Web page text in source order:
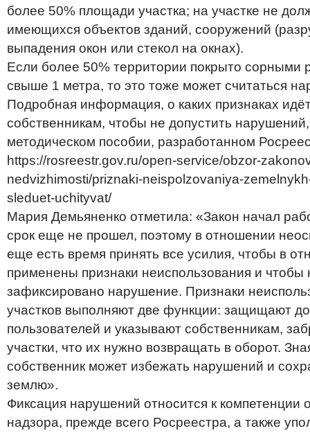
более 50% площади участка; на участке не
имеющихся объектов зданий, сооружений
выпадения окон или стекол на окнах).
Если более 50% территории покрыто сорными
свыше 1 метра, то это тоже может считаться
Подробная информация, о каких признаках
собственникам, чтобы не допустить
методическом пособии, разработанном
https://rosreestr.gov.ru/open-service/obzor-
nedvizhimosti/priznaki-neispolzovaniya-
sleduet-uchityvat/
Мария Демьяненко отметила: «Закон начал
срок еще не прошел, поэтому в отношении
еще есть время принять все усилия, чтобы в
применены признаки неиспользования и чтобы
зафиксировано нарушение. Признаки
участков выполняют две функции: защищают
пользователей и указывают собственникам,
участки, что их нужно возвращать в оборот.
собственник может избежать нарушений и
землю».
Фиксация нарушений относится к компетенции
надзора, прежде всего Росреестра, а также